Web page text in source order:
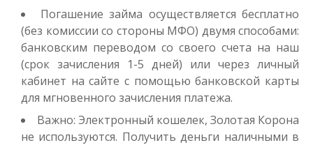
Погашение займа осуществляется бесплатно
(без комиссии со стороны МФО) двумя способами:
банковским переводом со своего счета на наш
(срок зачисления 1-5 дней) или через личный
кабинет на сайте с помощью банковской карты
для мгновенного зачисления платежа.
Важно: Электронный кошелек, Золотая Корона
не используются. Получить деньги наличными в